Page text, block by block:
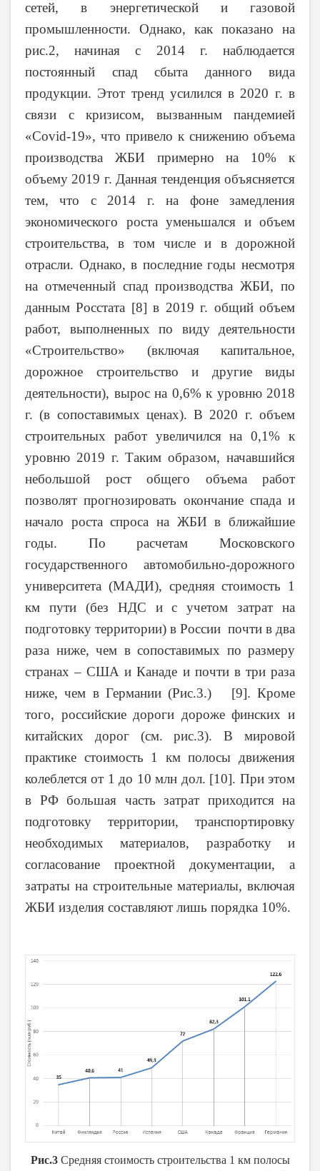
сетей, в энергетической и газовой
промышленности. Однако, как показано на
рис.2, начиная с 2014 г. наблюдается
постоянный спад сбыта данного вида
продукции. Этот тренд усилился в 2020 г. в
связи с кризисом, вызванным пандемией
«Covid-19», что привело к снижению объема
производства ЖБИ примерно на 10% к
объему 2019 г. Данная тенденция объясняется
тем, что с 2014 г. на фоне замедления
экономического роста уменьшался и объем
строительства, в том числе и в дорожной
отрасли. Однако, в последние годы несмотря
на отмеченный спад производства ЖБИ, по
данным Росстата [8] в 2019 г. общий объем
работ, выполненных по виду деятельности
«Строительство» (включая капитальное,
дорожное строительство и другие виды
деятельности), вырос на 0,6% к уровню 2018
г. (в сопоставимых ценах). В 2020 г. объем
строительных работ увеличился на 0,1% к
уровню 2019 г. Таким образом, начавшийся
небольшой рост общего объема работ
позволят прогнозировать окончание спада и
начало роста спроса на ЖБИ в ближайшие
годы. По расчетам Московского
государственного автомобильно-дорожного
университета (МАДИ), средняя стоимость 1
км пути (без НДС и с учетом затрат на
подготовку территории) в России почти в два
раза ниже, чем в сопоставимых по размеру
странах – США и Канаде и почти в три раза
ниже, чем в Германии (Рис.3.) [9]. Кроме
того, российские дороги дороже финских и
китайских дорог (см. рис.3). В мировой
практике стоимость 1 км полосы движения
колеблется от 1 до 10 млн дол. [10]. При этом
в РФ большая часть затрат приходится на
подготовку территории, транспортировку
необходимых материалов, разработку и
согласование проектной документации, а
затраты на строительные материалы, включая
ЖБИ изделия составляют лишь порядка 10%.
Рис.3Средняя стоимость строительства 1 км полосы